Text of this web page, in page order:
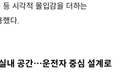
시각적 몰입감을 더하는
했다.
내 공간…운전자 중심 설계로